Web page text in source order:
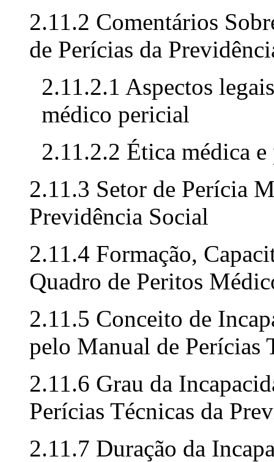
2.11.2 Comentários
de Perícias da
2.11.2.1 Aspectos
médico pericial
2.11.2.2 Ética médica
2.11.3 Setor de Perícia
Previdência Social
2.11.4 Formação,
Quadro de Peritos
2.11.5 Conceito de
pelo Manual de Perícias
2.11.6 Grau da
Perícias Técnicas da
2.11.7 Duração da